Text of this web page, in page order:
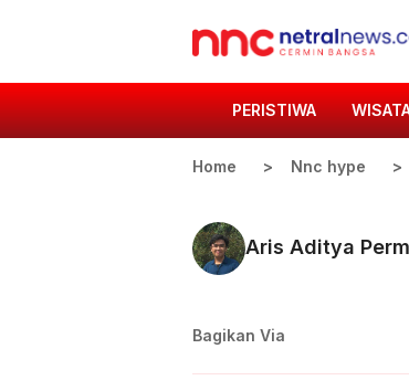
PERISTIWA
Home Nnc hype
Aris Aditya
Bagikan Via